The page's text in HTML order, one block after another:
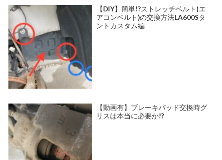
【DIY】簡単!?ストレッチベルト(エ
アコンベルト)の交換方法LA600Sタ
ントカスタム編
【動画有】ブレーキパッド交換時グ
リスは本当に必要か!?